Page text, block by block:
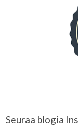
Seuraa blogia